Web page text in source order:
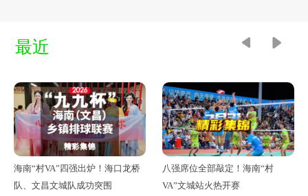
最近
海南“村VA”四强出炉！海口龙桥
队、文昌文城队成功突围
八强席位全部敲定！海南“村
VA”文城站火热开赛